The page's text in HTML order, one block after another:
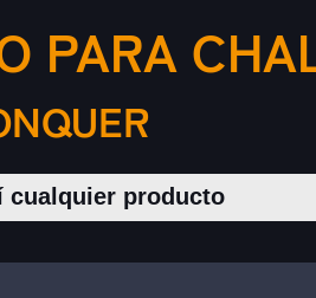
PARA
Buscar productos